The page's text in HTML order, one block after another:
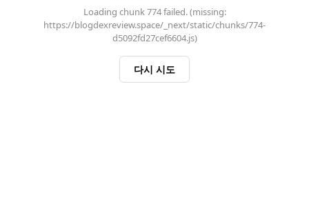
Loading chunk 774 failed. (missing:
https://blogdexreview.space/_next/static/chunks/774-
d5092fd27cef6604.js)
다시 시도